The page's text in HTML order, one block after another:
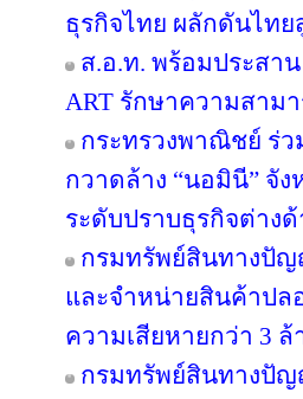
ธุรกิจไทย ผลักดันไทยสู่
ส.อ.ท. พร้อมประสา
ART รักษาความสาม
กระทรวงพาณิชย์ ร่
กวาดล้าง “นอมินี” จั
ระดับปราบธุรกิจต่าง
กรมทรัพย์สินทางปัญ
และจำหน่ายสินค้าปล
ความเสียหายกว่า 3
กรมทรัพย์สินทางปัญ